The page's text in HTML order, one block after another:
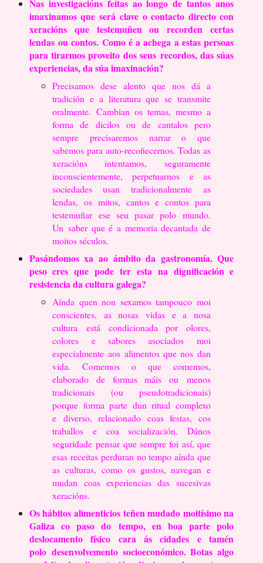
Nas investigacións feitas ao longo de tantos anos
imaxinamos que seráclave o contacto directo con
xeracións que testemuñen ou recorden certas
lendas ou contos. Como é a achega a estas persoas
para tirarmos proveito dos seus recordos, das súas
experiencias, da súa imaxinación?
Precisamos dese alento que nos dá a
tradición e a literatura que se transmite
oralmente.Cambian os temas, mesmo a
forma de dicilos ou de cantalos pero
sempre precisaremos narrar o que
sabemos para auto-recoñecernos. Todas as
xeracións intentamos, seguramente
inconscientemente, perpetuarnos e as
sociedades usan tradicionalmente as
lendas, os mitos, cantos e contos para
testemuñar ese seu pasar polo mundo.
Un saber que é a memoria decantada de
moitos séculos.
Pasándomos xa ao ámbito da gastronomía. Que
peso cres que pode teresta na dignificación e
resistencia da cultura galega?
Aínda quen non sexamos tampouco moi
conscientes, as nosas vidas e a nosa
cultura está condicionada por olores,
colores e sabores asociados moi
especialmente aos alimentos que nos dan
vida. Comemos o que comemos,
elaborado de formas máis ou menos
tradicionais (ou pseudotradicionais)
porque forma parte dun ritual complexo
e diverso, relacionado coas festas, cos
traballos e coa socialización. Dános
seguridadepensar que sempre foi así, que
esas receitas perduran no tempo aínda que
as culturas,como os gustos, navegan e
mudan coas experiencias das sucesivas
xeracións.
Os hábitos alimenticios teñen mudado moitísimo na
Galiza co paso do tempo, en boa parte polo
deslocamento físico cara ás cidades e tamén
polo desenvolvemento socioeconómico. Botas algo